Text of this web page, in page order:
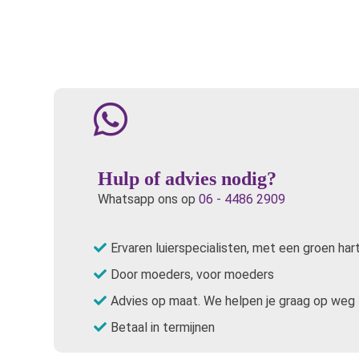
Hulp of advies nodig?
Whatsapp ons op 06 - 4486 2909
Ervaren luierspecialisten, met een groen hart
Door moeders, voor moeders
Advies op maat. We helpen je graag op weg
Betaal in termijnen